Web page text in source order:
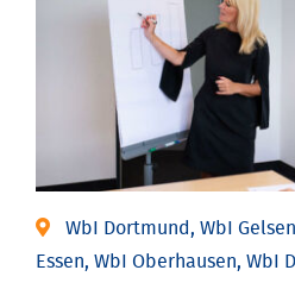
WbI Dortmund, WbI
Essen, WbI Oberhausen, WbI